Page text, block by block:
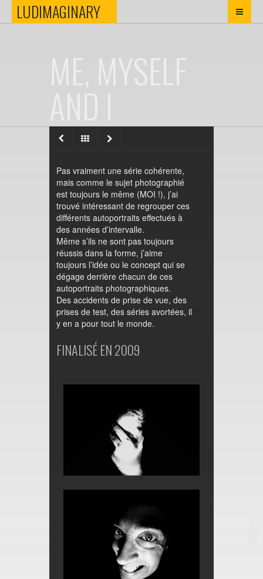
LUDIMAGINARYLUDIMAGINARY
ME, MYSELF
Pas vraiment une série cohérente,
mais comme le sujet photographié
est toujours le même (MOI !), j’ai
trouvé intéressant de regrouper ces
différents autoportraits effectués à
des années d’intervalle.
Même s’ils ne sont pas toujours
réussis dans la forme, j’aime
toujours l’idée ou le concept qui se
dégage derrière chacun de ces
autoportraits photographiques.
Des accidents de prise de vue, des
prises de test, des séries avortées, il
y en a pour tout le monde.
FINALISÉ EN 2009